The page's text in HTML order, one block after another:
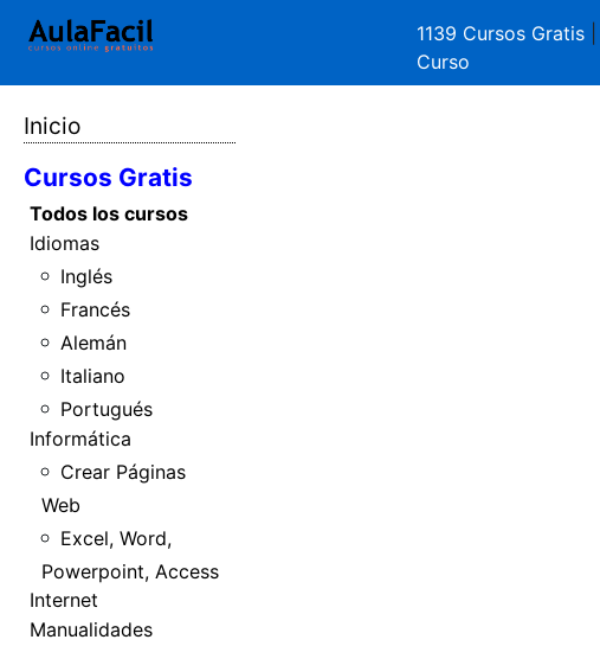
1139 Cursos Gratis
Curso
Inicio
Cursos Gratis
Todos los cursos
Idiomas
Inglés
Francés
Alemán
Italiano
Portugués
Informática
Crear Páginas
Web
Excel, Word,
Powerpoint, Access
Internet
Manualidades